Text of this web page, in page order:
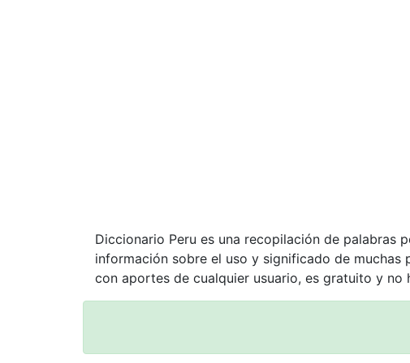
Diccionario Peru es una recopilación de palabras
información sobre el uso y significado de
con aportes de cualquier usuario, es gratuito y